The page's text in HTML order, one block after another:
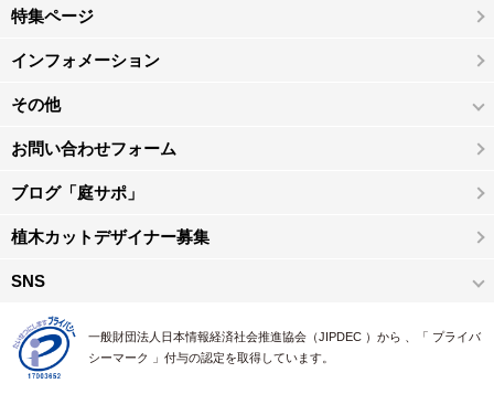
特集ページ
インフォメーション
その他
お問い合わせフォーム
ブログ「庭サポ」
植木カットデザイナー募集
SNS
一般財団法人日本情報経済社会推進協会（JIPDEC ）から 、「 プライバ
シーマーク 」付与の認定を取得しています。